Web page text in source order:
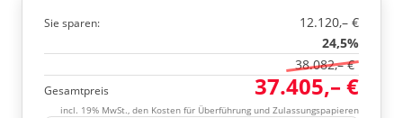
Sie sparen:
12.120,– €
24,5%
38.082,– €
Gesamtpreis 37.405,– €
incl. 19% MwSt., den Kosten für Überführung und Zulassungspapieren